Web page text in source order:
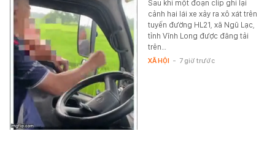
Sau khi một đoạn clip ghi lại
cảnh hai lái xe xảy ra xô xát trên
tuyến đường HL21, xã Ngũ Lạc,
tỉnh Vĩnh Long được đăng tải
trên…
XÃ HỘI - 7 giờ trước